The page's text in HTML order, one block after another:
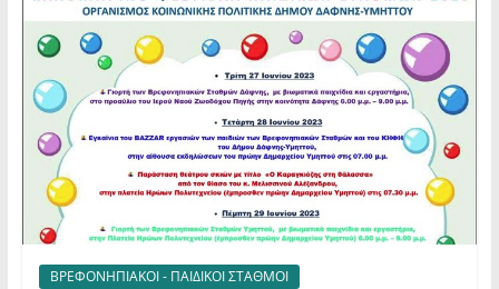
ΒΡΕΦΟΝΗΠΙΑΚΟΙ - ΠΑΙΔΙΚΟΙ ΣΤΑΘΜΟΙ